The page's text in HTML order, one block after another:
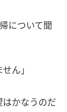
について聞
ん」
かなうのだ